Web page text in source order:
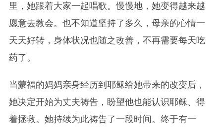
里，她跟着大家一起唱歌。慢慢地，她变得越来越
愿意去教会。也不知道坚持了多久，母亲的心情一
天天好转，身体状况也随之改善，不再需要每天吃
药了。
当蒙福的妈妈亲身经历到耶稣给她带来的改变后，
她决定开始为丈夫祷告，盼望他也能认识耶稣、得
着拯救。她持续为此祷告了一段时间。终于有一